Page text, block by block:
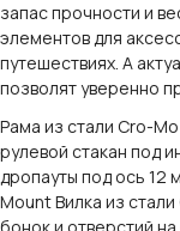
запас прочности и
элементов для
путешествиях. А
позволят уверенно
Рама из стали Cro-
рулевой стакан под
дропауты под ось 12
Mount Вилка из
бонок и отверстий